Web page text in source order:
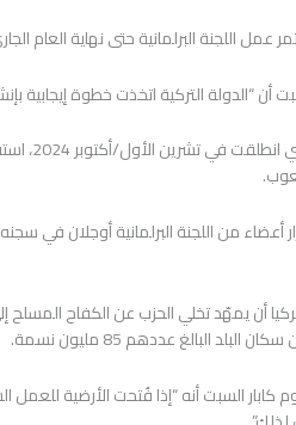
عمل اللجنة البرلمانية حتى نهاية العام
أن “الدولة التركية اتخذت خطوة
ومنذ
أعضاء من اللجنة البرلمانية أوجلان في
أن يمهّد تخلي الحزب عن الكفاح المسلح
كابار السبت أنه “إذا فُتحت الأرضية